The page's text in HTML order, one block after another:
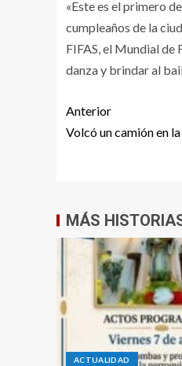
«Este es el primero
cumpleaños de la
FIFAS, el Mundial de
danza y brindar al
Anterior
Volcó un camión en
MÁS
ACTUALIDAD